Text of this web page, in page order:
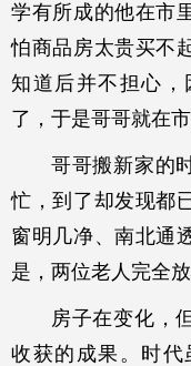
学有所成的他在市
怕商品房太贵买不
知道后并不担心，
了，于是哥哥就在市
哥哥搬新家的
忙，到了却发现都
窗明几净、南北通
是，两位老人完全放
房子在变化，
收获的成果。时